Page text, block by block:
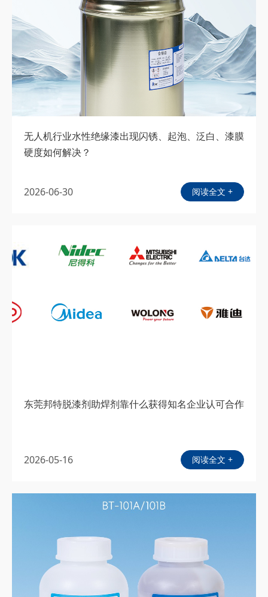
无人机行业水性绝缘漆出现闪锈、起泡、泛白、漆膜
硬度如何解决？
2026-06-30 阅读全文 +
东莞邦特脱漆剂助焊剂靠什么获得知名企业认可合作
2026-05-16 阅读全文 +